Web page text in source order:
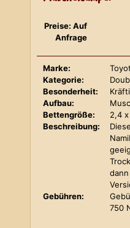
Preise: Auf
Anfrage
Marke:
Kategorie:
Besonderheit:
Aufbau:
Bettengröße:
2,4 x
Beschreibung:
Gebühren:
750